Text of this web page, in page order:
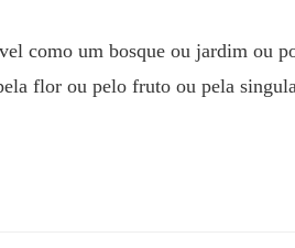
flor ou pelo fruto ou pela